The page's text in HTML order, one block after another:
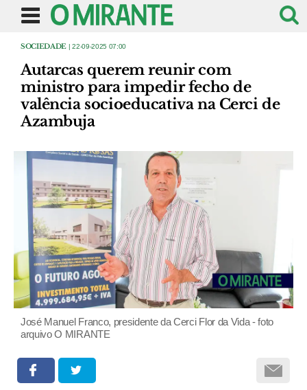
SOCIEDADE | 22-09-2025 07:00
Autarcas querem reunir com
ministro para impedir fecho de
valência socioeducativa na Cerci de
Azambuja
José Manuel Franco, presidente da Cerci Flor da Vida - foto
arquivo O MIRANTE